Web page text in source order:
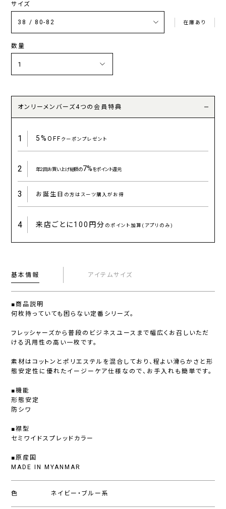
サイズ
在庫あり
数量
オンリーメンバーズ4つの会員特典
1 5%OFFクーポンプレゼント
2 年2回お買い上げ総額の7%をポイント還元
3 お誕生日 の方はスーツ購入がお得
4 来店ごとに100円分 のポイント加算(アプリのみ)
基本情報 アイテムサイズ
■商品説明
何枚持っていても困らない定番シリーズ。
フレッシャーズから普段のビジネスユースまで幅広くお召しいただ
ける汎用性の高い一枚です。
素材はコットンとポリエステルを混合しており、程よい滑らかさと形
態安定性に優れたイージーケア仕様なので、お手入れも簡単です。
■機能
形態安定
防シワ
■襟型
セミワイドスプレッドカラー
■原産国
MADE IN MYANMAR
色 ネイビー・ブルー系